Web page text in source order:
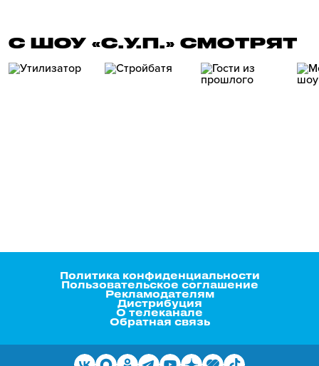
С ШОУ «С.У.П.» СМОТРЯТ
Политика конфиденциальности
Пользовательское соглашение
Рекламодателям
Дистрибуция
О телеканале
Обратная связь